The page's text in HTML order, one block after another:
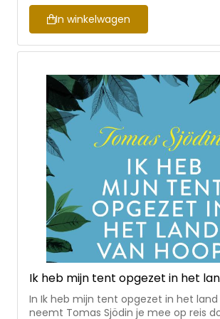
In winkelwagen
Ik heb mijn tent opgezet in het
In Ik heb mijn tent opgezet in het
neemt Tomas Sjödin je mee op reis